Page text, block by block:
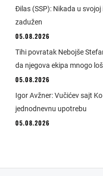
Đilas (SSP): Nikada u
zadužen
05.08.2026
Tihi povratak Nebojše
da njegova ekipa mnogo
05.08.2026
Igor Avžner: Vučićev sajt
jednodnevnu upotrebu
05.08.2026